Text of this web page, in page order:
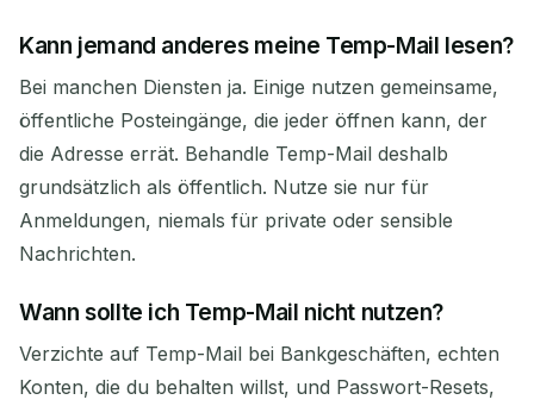
Kann jemand anderes meine Temp-Mail lesen?
Bei manchen Diensten ja. Einige nutzen gemeinsame,
öffentliche Posteingänge, die jeder öffnen kann, der
die Adresse errät. Behandle Temp-Mail deshalb
grundsätzlich als öffentlich. Nutze sie nur für
Anmeldungen, niemals für private oder sensible
Nachrichten.
Wann sollte ich Temp-Mail nicht nutzen?
Verzichte auf Temp-Mail bei Bankgeschäften, echten
Konten, die du behalten willst, und Passwort-Resets,